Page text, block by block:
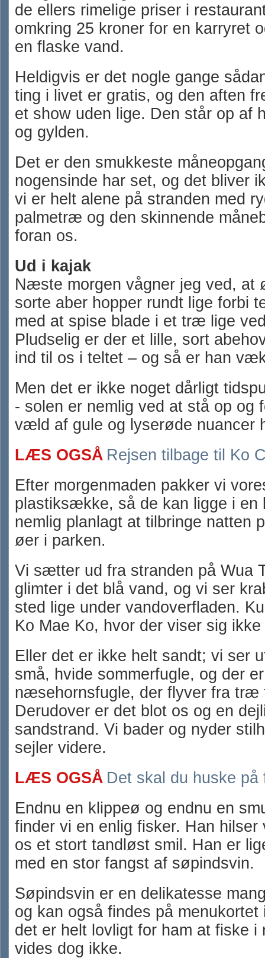
de ellers rimelige priser i
omkring 25 kroner for en karryret
en flaske vand.
Heldigvis er det nogle gange
ting i livet er gratis, og den aften
et show uden lige. Den står op af
og gylden.
Det er den smukkeste
nogensinde har set, og det bliver
vi er helt alene på stranden med
palmetræ og den skinnende
foran os.
Ud i kajak
Næste morgen vågner jeg ved, at
sorte aber hopper rundt lige forbi
med at spise blade i et træ lige
Pludselig er der et lille, sort
ind til os i teltet – og så er han
Men det er ikke noget dårligt
- solen er nemlig ved at stå op og
væld af gule og lyserøde nuancer
LÆS OGSÅ Rejsen tilbage til Ko
Efter morgenmaden pakker vi
plastiksække, så de kan ligge i en
nemlig planlagt at tilbringe natten
øer i parken.
Vi sætter ud fra stranden på Wua
glimter i det blå vand, og vi ser
sted lige under vandoverfladen.
Ko Mae Ko, hvor der viser sig
Eller det er ikke helt sandt; vi ser
små, hvide sommerfugle, og der
næsehornsfugle, der flyver fra
Derudover er det blot os og en
sandstrand. Vi bader og nyder
sejler videre.
LÆS OGSÅ Det skal du huske på
Endnu en klippeø og endnu en
finder vi en enlig fisker. Han hilser
os et stort tandløst smil. Han er
med en stor fangst af søpindsvin.
Søpindsvin er en delikatesse
og kan også findes på menukortet
det er helt lovligt for ham at fiske i
vides dog ikke.